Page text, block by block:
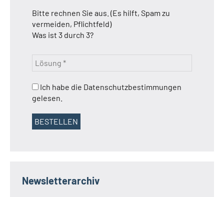
Bitte rechnen Sie aus. (Es hilft, Spam zu
vermeiden, Pflichtfeld)
Was ist 3 durch 3?
Ich habe die Datenschutzbestimmungen
gelesen.
Newsletterarchiv